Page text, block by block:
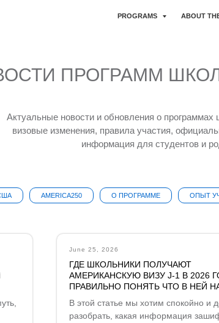
PROGRAMS ABOUT
ПРОГРАММ
Актуальные новости и обновления о
визовые изменения, правила участия,
информация для студентов и
AMERICA250 О ПРОГРАММЕ ОПЫТ
June 25, 2026
ГДЕ ШКОЛЬНИКИ ПОЛУЧАЮТ
АМЕРИКАНСКУЮ ВИЗУ J-1 В 2026
ПРАВИЛЬНО ПОНЯТЬ ЧТО В НЕЙ
В этой статье мы хотим спокойно и
разобрать, какая информация